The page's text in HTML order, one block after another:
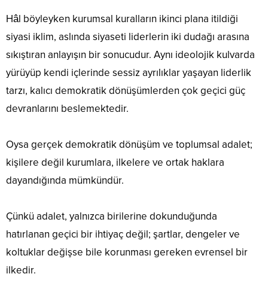
Hâl böyleyken kurumsal kuralların ikinci plana itildiği
siyasi iklim, aslında siyaseti liderlerin iki dudağı arasına
sıkıştıran anlayışın bir sonucudur. Aynı ideolojik kulvarda
yürüyüp kendi içlerinde sessiz ayrılıklar yaşayan liderlik
tarzı, kalıcı demokratik dönüşümlerden çok geçici güç
devranlarını beslemektedir.
Oysa gerçek demokratik dönüşüm ve toplumsal adalet;
kişilere değil kurumlara, ilkelere ve ortak haklara
dayandığında mümkündür.
Çünkü adalet, yalnızca birilerine dokunduğunda
hatırlanan geçici bir ihtiyaç değil; şartlar, dengeler ve
koltuklar değişse bile korunması gereken evrensel bir
ilkedir.